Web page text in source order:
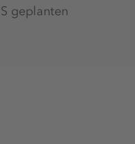
geplanten